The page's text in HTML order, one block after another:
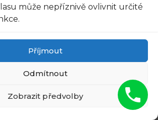
může nepříznivě ovlivnit určité
Příjmout
Odmítnout
Zobrazit předvolby
135
Zaseknuté Dveře v
Praze Jinonicích?